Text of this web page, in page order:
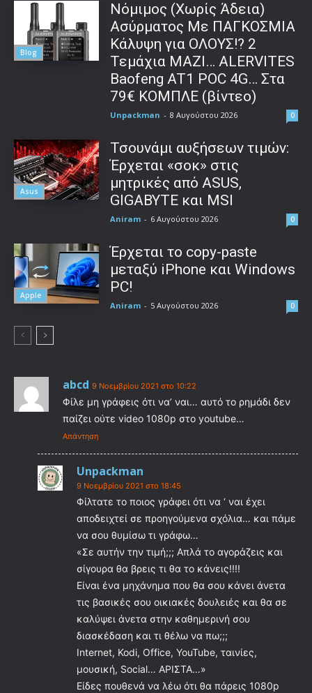
Blog
Νόμιμος (Χωρίς Άδεια)
Ασύρματος Με ΠΑΓΚΟΣΜΙΑ
Κάλυψη για ΟΛΟΥΣ!? 2
Τεμάχια ΜΑΖΙ… ALERVITES
Baofeng AT1 POC 4G… Στα
79€ ΚΟΜΠΛΕ (βίντεο)
Unpackman - 8 Αυγούστου 2026 0
Asus
Τσουνάμι αυξήσεων τιμών:
Έρχεται «σοκ» στις
μητρικές από ASUS,
GIGABYTE και MSI
Aniram - 6 Αυγούστου 2026 0
Apple
Έρχεται το copy-paste
μεταξύ iPhone και Windows
PC!
Aniram - 5 Αυγούστου 2026 0
abcd 9 Νοεμβρίου 2021 στο 10:22
Φίλε μη γράφεις ότι να’ ναι… αυτό το ρημάδι δεν
παίζει ούτε video 1080p στο youtube…
Απάντηση
Unpackman
9 Νοεμβρίου 2021 στο 18:45
Φίλτατε το ποιος γράφει ότι να ‘ ναι έχει
αποδειχτεί σε προηγούμενα σχόλια… και πάμε
να σου θυμίσω τι γράφω…
«Σε αυτήν την τιμή;;; Απλά το αγοράζεις και
σίγουρα θα βρεις τι θα το κάνεις!!!!
Είναι ένα μηχάνημα που θα σου κάνει άνετα
τις βασικές σου οικιακές δουλειές και θα σε
καλύψει άνετα στην καθημερινή σου
διασκέδαση και τι θέλω να πω;;;
Internet, Kodi, Office, YouTube, ταινίες,
μουσική, Social… ΑΡΙΣΤΑ…»
Είδες πουθενά να λέω ότι θα πάρεις 1080p